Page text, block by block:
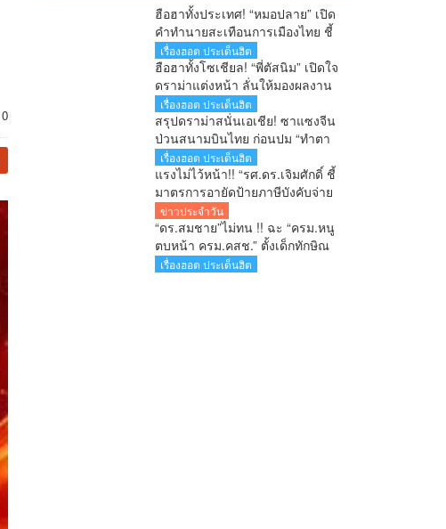
0
ฮือฮาทั้งประเทศ! “หมอปลาย” เปิด
คำทำนายสะเทือนการเมืองไทย ชี้
นายกฯคนใหม่ หนุ่มหน้าใหม่ พรรค
ใหม่ โปรไฟล์แกร่ง แบ็กแน่น ท่าน
ยมบอก
เรื่องฮอต ประเด็นฮิต
ฮือฮาทั้งโซเชียล! “พี่ตัสนิม” เปิดใจ
ดราม่าแต่งหน้า ลั่นให้มองผลงาน
ไม่ใช่ใบหน้า เตือนคอมเมนต์เกิน
เลยระวังผิดกฎหมาย
เรื่องฮอต ประเด็นฮิต
สรุปดราม่าสนั่นเอเชีย! ซาแซงจีน
ป่วนสนามบินไทย ก่อนปม “ทำตา
ชี้” จุดกระแสเดือดข้ามประเทศ
เรื่องฮอต ประเด็นฮิต
แรงไม่ไว้หน้า!! “รศ.ดร.เจิมศักดิ์ ชี้
มาตรการอายัดป้ายภาษีบังคับจ่าย
ใบสั่ง รัฐกำลังลงโทษประชาชน
ก่อนศาลตัดสิน
ข่าวประจำวัน
“ดร.สมชาย”ไม่ทน !! ฉะ “ครม.หนู
ตบหน้า ครม.คสช.” ตั้งเด็กทักษิณ
สวนทางปฏิรูปประเทศ-ยุทธศาสตร์
เรื่องฮอต ประเด็นฮิต